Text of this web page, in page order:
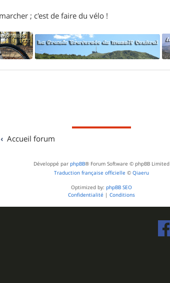
; c'est de faire du vélo !
Accueil forum
Développé par phpBB® Forum Software © phpBB Limited
Traduction française officielle © Qiaeru
Optimized by: phpBB SEO
Confidentialité | Conditions